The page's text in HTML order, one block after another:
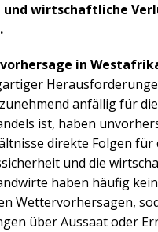
und wirtschaftliche
in
anfällig für
ist, haben
direkte Folgen für
und die
haben häufig
Wettervorhersagen,
über Aussaat oder